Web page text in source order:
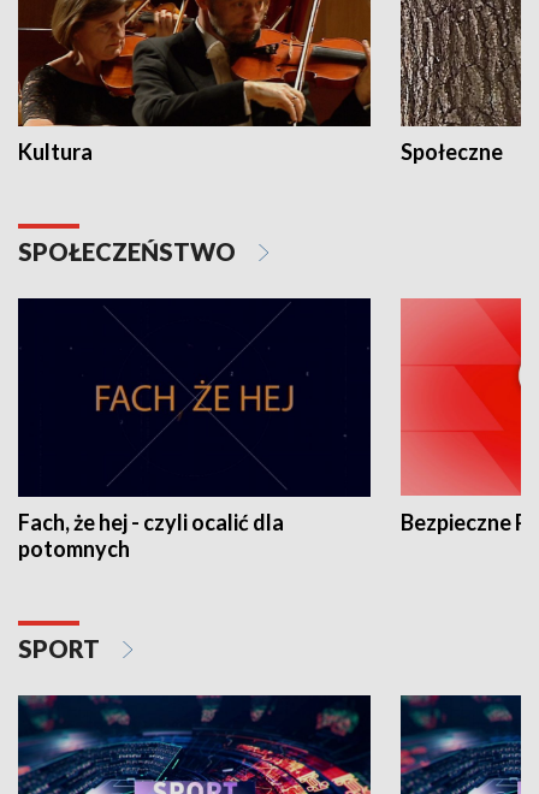
Kultura Społeczne
SPOŁECZEŃSTWO
Fach, że hej - czyli ocalić dla
potomnych
Bezpieczne
SPORT